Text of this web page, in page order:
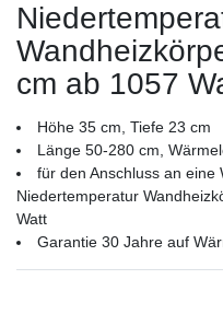
cm ab 1057
Höhe 35 cm, Tiefe 23 cm
Länge 50-280 cm,
für den Anschluss an eine
Niedertemperatur
Watt
Garantie 30 Jahre auf